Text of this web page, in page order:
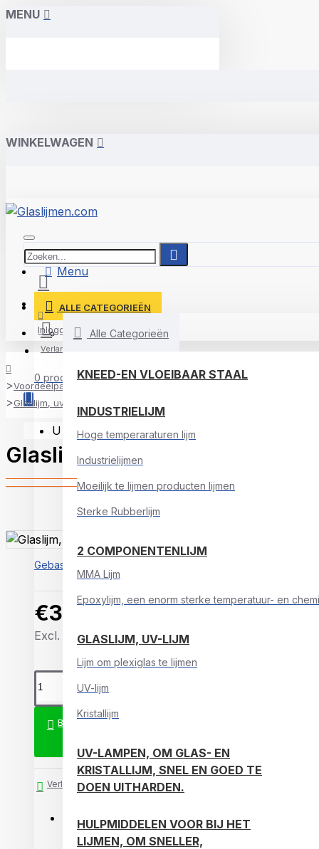
MENU
WINKELWAGEN
Inloggen
Verlanglijst
0 product(en) - €0,00
U heeft nog geen producten in uw winkelwagen.
Menu
ALLE CATEGORIEËN
Alle Categorieën
KNEED-EN VLOEIBAAR STAAL
INDUSTRIELIJM
Hoge temperaraturen lijm
Industrielijmen
Moeilijk te lijmen producten lijmen
Sterke Rubberlijm
2 COMPONENTENLIJM
MMA Lijm
Epoxylijm, een enorm sterke temperatuur- en
GLASLIJM, UV-LIJM
Lijm om plexiglas te lijmen
UV-lijm
Kristallijm
UV-LAMPEN, OM GLAS- EN
KRISTALLIJM, SNEL EN GOED TE
DOEN UITHARDEN.
HULPMIDDELEN VOOR BIJ HET
LIJMEN, OM SNELLER,
Inloggen
Voordeelpakketten
Glaslijm, uv-lijm Extra 10 gram plus uv-lampje met 12 leds
Glaslijm, uv-lijm Extra 10
Gebaseerd op 0 beoordeling(en).
€34,45
Excl. BTW: €28,47
BESTELLEN
Verlanglijst
OMSCHRIJVING BEOORDELINGEN